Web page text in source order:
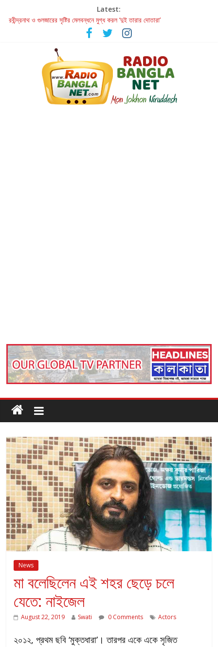
Latest:
রবীন্দ্রনাথ ও গুলজারের সৃষ্টির মেলবন্ধনে মুগ্ধ করল ‘দুই তারার দোতারা’
কলের গান থেকে রীলস্ — বাঙালির গান শোনার বিবর্তনের গল্প
Retribution: A Thought-Provoking Short Film That Challenges
Our Understanding of Justice
News
মা বলেছিলেন এই শহর ছেড়ে চলে
যেতে: নাইজেল
August 22, 2019 Swati 0 Comments Actors
২০১২, প্রথম ছবি ‘মুক্তধারা’। তারপর একে একে সৃজিত